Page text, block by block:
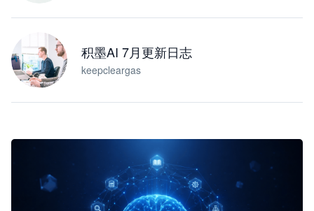
积墨AI 7月更新日志
keepcleargas